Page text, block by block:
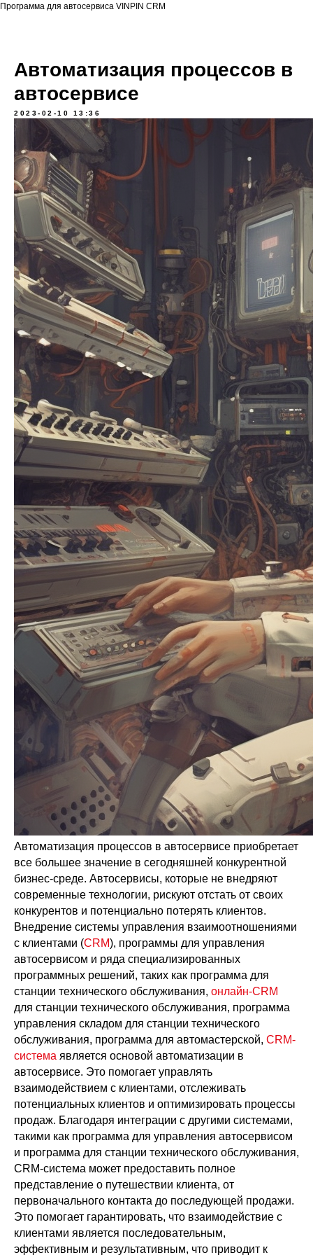
Программа для автосервиса VINPIN CRM
Автоматизация процессов в
автосервисе
2023-02-10 13:36
Автоматизация процессов в автосервисе приобретает
все большее значение в сегодняшней конкурентной
бизнес-среде. Автосервисы, которые не внедряют
современные технологии, рискуют отстать от своих
конкурентов и потенциально потерять клиентов.
Внедрение системы управления взаимоотношениями
с клиентами (CRM), программы для управления
автосервисом и ряда специализированных
программных решений, таких как программа для
станции технического обслуживания, онлайн-CRM
для станции технического обслуживания, программа
управления складом для станции технического
обслуживания, программа для автомастерской, CRM-
система является основой автоматизации в
автосервисе. Это помогает управлять
взаимодействием с клиентами, отслеживать
потенциальных клиентов и оптимизировать процессы
продаж. Благодаря интеграции с другими системами,
такими как программа для управления автосервисом
и программа для станции технического обслуживания,
CRM-система может предоставить полное
представление о путешествии клиента, от
первоначального контакта до последующей продажи.
Это помогает гарантировать, что взаимодействие с
клиентами является последовательным,
эффективным и результативным, что приводит к